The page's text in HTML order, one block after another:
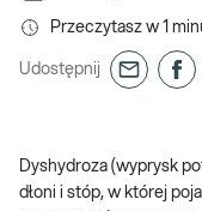
Przeczytasz w 1
Udostępnij
Dyshydroza (wyprysk
dłoni i stóp, w której